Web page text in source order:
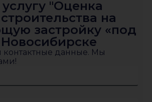
услугу "Оценка
на
застройку «под
контактные данные. Мы